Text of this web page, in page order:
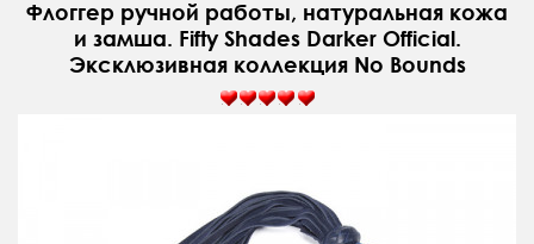
Флоггер ручной работы, натуральная кожа
и замша. Fifty Shades Darker Official.
Эксклюзивная коллекция No Bounds